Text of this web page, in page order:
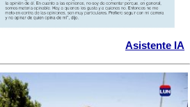
Asistente IA